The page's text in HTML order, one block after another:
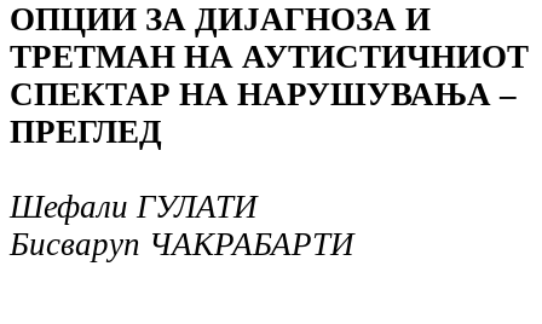
ОПЦИИ ЗА ДИЈАГНОЗА И
ТРЕТМАН НА АУТИСТИЧНИОТ
СПЕКТАР НА НАРУШУВАЊА –
ПРЕГЛЕД
Шефали ГУЛАТИ
Бисваруп ЧАКРАБАРТИ